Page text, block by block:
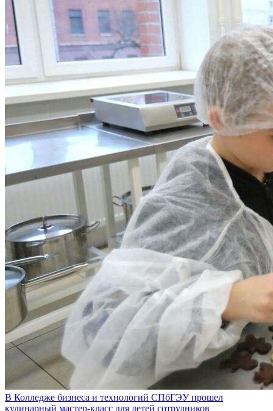
В Колледже бизнеса и технологий СПбГЭУ прошел
кулинарный мастер-класс для детей сотрудников